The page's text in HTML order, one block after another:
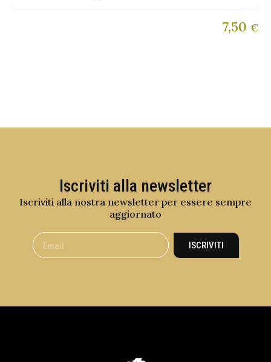
7,50 €
Iscriviti alla newsletter
Iscriviti alla nostra newsletter per essere sempre
aggiornato
ISCRIVITI